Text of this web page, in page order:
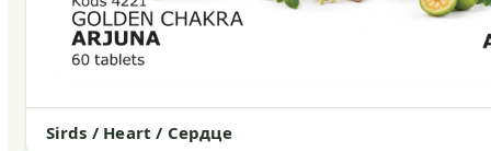
Sirds / Heart / Сердце